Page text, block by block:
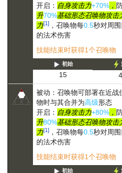
开启： 自身攻击力+70% ，
升70%基础形态召唤物攻击
力[1] ，召唤物每0.5秒对周
的法术伤害
技能结束时获得1个召唤物
初始
15
被动：召唤物可部署在近
物时与其合并为高级形态
开启： 自身攻击力+80% ，
升80%基础形态召唤物攻击
力[1] ，召唤物每0.5秒对周
的法术伤害
技能结束时获得1个召唤物
初始